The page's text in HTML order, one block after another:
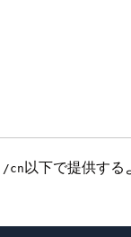
/cn以下で提供する